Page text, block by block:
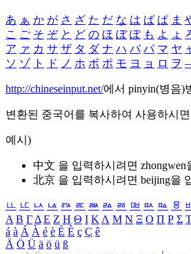
あ ぁ か が さ ざ た だ な は ば ぱ ま
こ ご そ ぞ と ど の ほ ぼ ぽ も よ ょ
ア ァ カ サ ザ タ ダ ナ ハ バ パ マ ヤ
ソ ゾ ト ド ノ ホ ボ ポ モ ヨ ョ ロ ヲ
http://chineseinput.net/에서 pinyin(병음)
변환된 중국어를 복사하여 사용하시
예시)
中文 을 입력하시려면 zhongwen
北京 을 입력하시려면 beijing을
ㅥ ㅦ ㅧ ㅨ ㅩ ㅪ ㅫ ㅬ ㅭ ㅮ ㅯ ㅰ ㅱ
Α Β ΓΔ Ε Ζ Η Θ Ι ΚΛ Μ Ν Ξ Ο Π Ρ Σ
á à Á À é è É È ç Ç ê
Ä Ö Ü ä ö ü ß